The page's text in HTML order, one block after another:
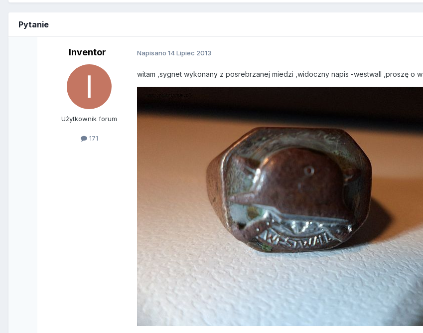
Pytanie
Inventor
Użytkownik forum
171
Napisano14 Lipiec 2013
witam ,sygnet wykonany z posrebrzanej miedzi ,widoczny napis -westwall ,proszę o